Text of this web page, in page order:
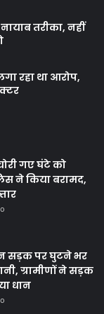
तरीका, नहीं
रहा था आरोप,
गए घंटे को
ने किया बरामद,
सड़क पर घुटने भर
ग्रामीणों ने सड़क
धान